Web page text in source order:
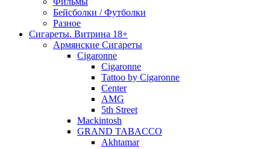
Бейсболки / Футболки
Разное
Сигареты. Витрина 18+
Армянские Сигареты
Cigaronne
Cigaronne
Tattoo by Cigaronne
Center
AMG
5th Street
Mackintosh
GRAND TABACCO
Akhtamar